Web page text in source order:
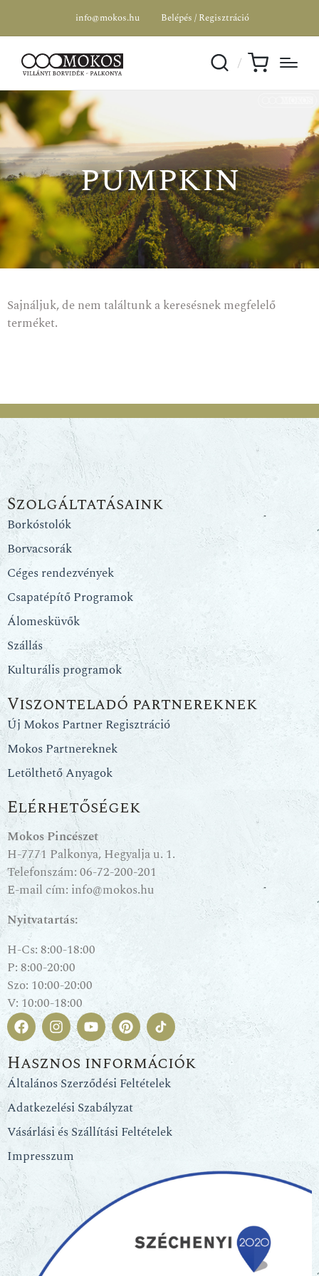
info@mokos.hu Belépés / Regisztráció
pumpkin
Sajnáljuk, de nem találtunk a keresésnek megfelelő
terméket.
Szolgáltatásaink
Borkóstolók
Borvacsorák
Céges rendezvények
Csapatépítő Programok
Álomesküvők
Szállás
Kulturális programok
Viszonteladó partnereknek
Új Mokos Partner Regisztráció
Mokos Partnereknek
Letölthető Anyagok
Elérhetőségek
Mokos Pincészet
H-7771 Palkonya, Hegyalja u. 1.
Telefonszám:06-72-200-201
E-mail cím: info@mokos.hu
Nyitvatartás:
H-Cs: 8:00-18:00
P: 8:00-20:00
Szo: 10:00-20:00
V: 10:00-18:00
Hasznos információk
Általános Szerződési Feltételek
Adatkezelési Szabályzat
Vásárlási és Szállítási Feltételek
Impresszum